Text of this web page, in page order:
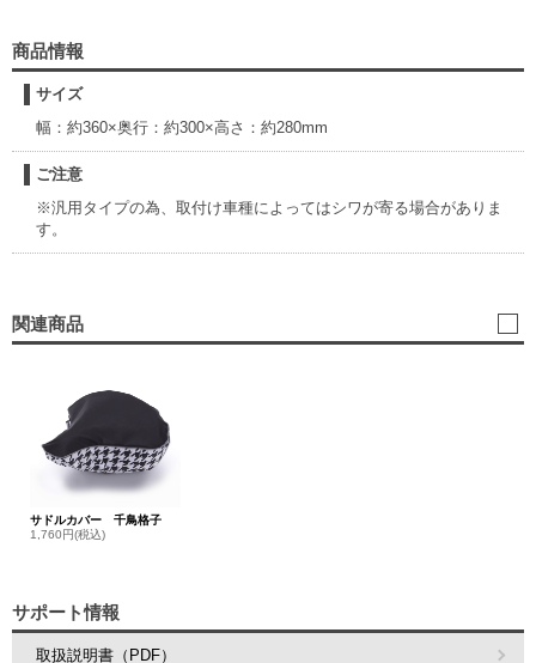
商品情報
サイズ
幅：約360×奥行：約300×高さ：約280mm
ご注意
※汎用タイプの為、取付け車種によってはシワが寄る場合がありま
す。
関連商品
サドルカバー 千鳥格子
1,760円(税込)
サポート情報
取扱説明書（PDF）